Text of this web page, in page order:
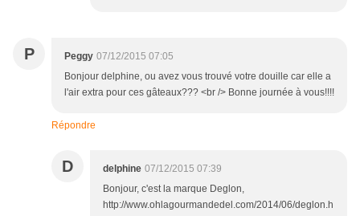
P Peggy 07/12/2015 07:05
Bonjour delphine, ou avez vous trouvé votre douille car elle a
l'air extra pour ces gâteaux??? <br /> Bonne journée à vous!!!!
Répondre
D delphine 07/12/2015 07:39
Bonjour, c'est la marque Deglon,
http://www.ohlagourmandedel.com/2014/06/deglon.h